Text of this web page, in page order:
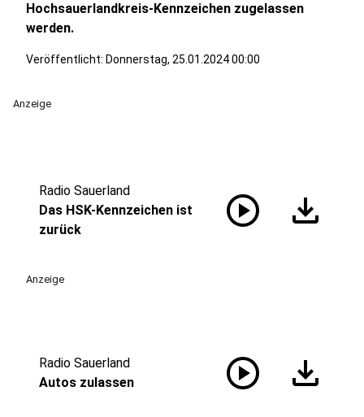
Hochsauerlandkreis-Kennzeichen zugelassen
werden.
Veröffentlicht: Donnerstag, 25.01.2024 00:00
Anzeige
Radio Sauerland
Das HSK-Kennzeichen ist
zurück
play_circle download
Anzeige
Radio Sauerland
Autos zulassen
play_circle download